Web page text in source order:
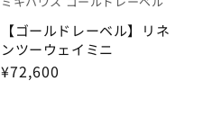
【ゴールドレーベル】リネ
ンツーウェイミニ
¥72,600